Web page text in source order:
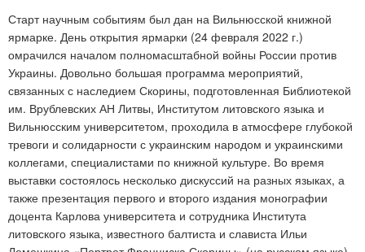
Старт научным событиям был дан на Вильнюсской книжной
ярмарке. День открытия ярмарки (24 февраля 2022 г.)
омрачился началом полномасштабной войны России против
Украины. Довольно большая программа мероприятий,
связанных с наследием Скорины, подготовленная Библиотекой
им. Врублевских АН Литвы, Институтом литовского языка и
Вильнюсским университетом, проходила в атмосфере глубокой
тревоги и солидарности с украинским народом и украинскими
коллегами, специалистами по книжной культуре. Во время
выставки состоялось несколько дискуссий на разных языках, а
также презентация первого и второго издания монографии
доцента Карлова университета и сотрудника Института
литовского языка, известного балтиста и слависта Ильи